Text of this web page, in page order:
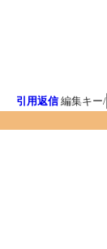
引用返信 編集キー/